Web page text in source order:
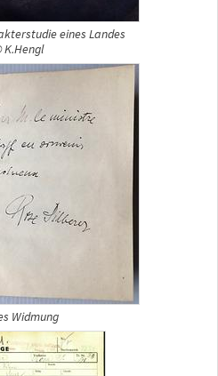
eines Landes
K.Hengl
Widmung